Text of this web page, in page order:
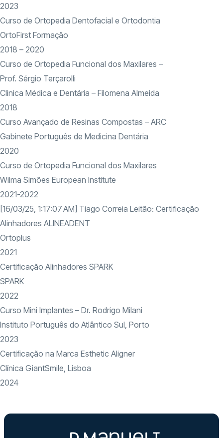
2023
Curso de Ortopedia Dentofacial e Ortodontia
OrtoFirst Formação
2018 – 2020
Curso de Ortopedia Funcional dos Maxilares –
Prof. Sérgio Terçarolli
Clinica Médica e Dentária – Filomena Almeida
2018
Curso Avançado de Resinas Compostas – ARC
Gabinete Português de Medicina Dentária
2020
Curso de Ortopedia Funcional dos Maxilares
Wilma Simões European Institute
2021-2022
[16/03/25, 1:17:07 AM] Tiago Correia Leitão: Certificação
Alinhadores ALINEADENT
Ortoplus
2021
Certificação Alinhadores SPARK
SPARK
2022
Curso Mini Implantes – Dr. Rodrigo Milani
Instituto Português do Atlântico Sul, Porto
2023
Certificação na Marca Esthetic Aligner
Clínica GiantSmile, Lisboa
2024